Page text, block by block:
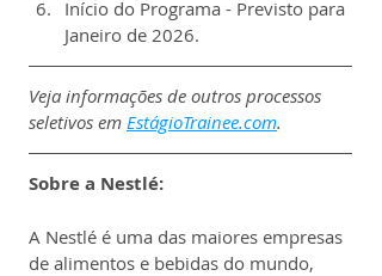
Início do Programa - Previsto para
Janeiro de 2026.
Veja informações de outros processos
seletivos em EstágioTrainee.com.
Sobre a Nestlé:
A Nestlé é uma das maiores empresas
de alimentos e bebidas do mundo,